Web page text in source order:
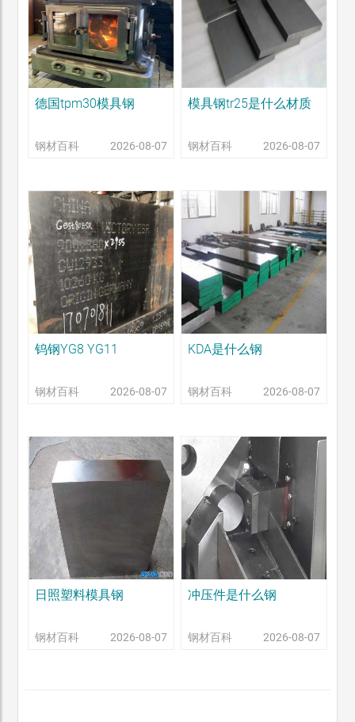
德国tpm30模具钢
钢材百科 2026-08-07
模具钢tr25是什么材质
钢材百科 2026-08-07
钨钢YG8 YG11
钢材百科 2026-08-07
KDA是什么钢
钢材百科 2026-08-07
日照塑料模具钢
钢材百科 2026-08-07
冲压件是什么钢
钢材百科 2026-08-07